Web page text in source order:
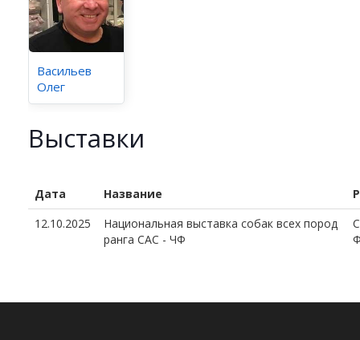
Васильев
Олег
Выставки
Дата Название
12.10.2025
Национальная выставка собак всех пород
ранга САС - ЧФ